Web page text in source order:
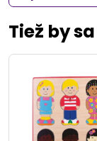
Tiež by